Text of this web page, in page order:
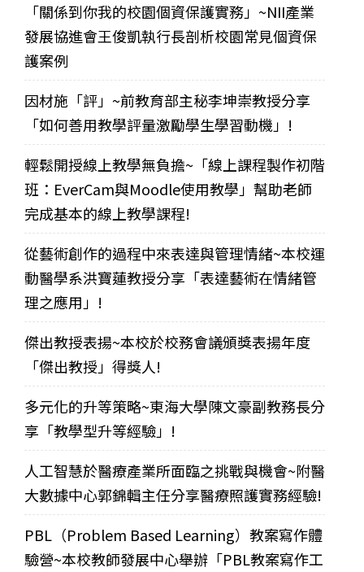
「關係到你我的校園個資保護實務」~NII產業
發展協進會王俊凱執行長剖析校園常見個資保
護案例
因材施「評」~前教育部主秘李坤崇教授分享
「如何善用教學評量激勵學生學習動機」!
輕鬆開授線上教學無負擔~「線上課程製作初階
班：EverCam與Moodle使用教學」幫助老師
完成基本的線上教學課程!
從藝術創作的過程中來表達與管理情緒~本校運
動醫學系洪寶蓮教授分享「表達藝術在情緒管
理之應用」!
傑出教授表揚~本校於校務會議頒獎表揚年度
「傑出教授」得獎人!
多元化的升等策略~東海大學陳文豪副教務長分
享「教學型升等經驗」!
人工智慧於醫療產業所面臨之挑戰與機會~附醫
大數據中心郭錦輯主任分享醫療照護實務經驗!
PBL（Problem Based Learning）教案寫作體
驗營~本校教師發展中心舉辦「PBL教案寫作工